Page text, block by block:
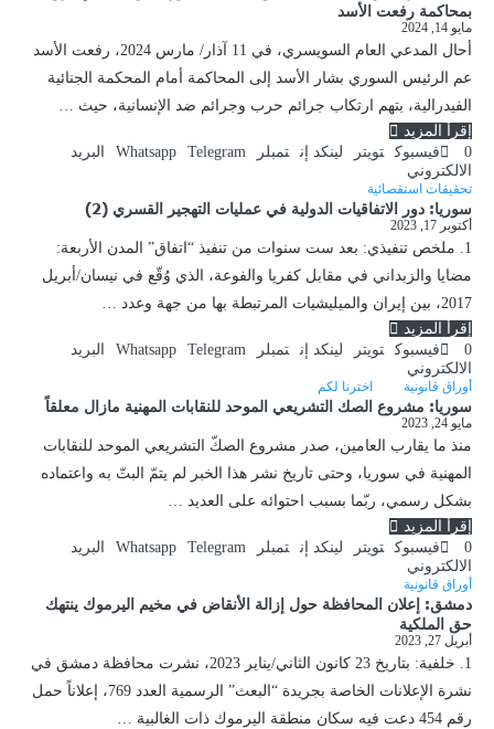
بمحاكمة رفعت الأسد
مايو 14, 2024
أحال المدعي العام السويسري، في 11 آذار/ مارس 2024، رفعت الأسد
عم الرئيس السوري بشار الأسد إلى المحاكمة أمام المحكمة الجنائية
الفيدرالية، بتهم ارتكاب جرائم حرب وجرائم ضد الإنسانية، حيث …
إقرأ المزيد
0
فيسبوك تويتر لينكد إن تمبلر Whatsapp Telegram
البريد
الالكتروني
تحقيقات استقصائية
سوريا: دور الاتفاقيات الدولية في عمليات التهجير القسري (2)
أكتوبر 17, 2023
1. ملخص تنفيذي: بعد ست سنوات من تنفيذ “اتفاق” المدن الأربعة:
مضايا والزبداني في مقابل كفريا والفوعة، الذي وُقّع في نيسان/أبريل
2017، بين إيران والميليشيات المرتبطة بها من جهة وعدد …
إقرأ المزيد
0
فيسبوك تويتر لينكد إن تمبلر Whatsapp Telegram
البريد
الالكتروني
أوراق قانونية اخترنا لكم
سوريا: مشروع الصك التشريعي الموحد للنقابات المهنية مازال معلقاً
مايو 24, 2023
منذ ما يقارب العامين، صدر مشروع الصكّ التشريعي الموحد للنقابات
المهنية في سوريا، وحتى تاريخ نشر هذا الخبر لم يتمّ البتّ به واعتماده
بشكل رسمي، ربّما بسبب احتوائه على العديد …
إقرأ المزيد
0
فيسبوك تويتر لينكد إن تمبلر Whatsapp Telegram
البريد
الالكتروني
أوراق قانونية
دمشق: إعلان المحافظة حول إزالة الأنقاض في مخيم اليرموك ينتهك
حق الملكية
أبريل 27, 2023
1. خلفية: بتاريخ 23 كانون الثاني/يناير 2023، نشرت محافظة دمشق في
نشرة الإعلانات الخاصة بجريدة “البعث” الرسمية العدد 769، إعلاناً حمل
رقم 454 دعت فيه سكان منطقة اليرموك ذات الغالبية …